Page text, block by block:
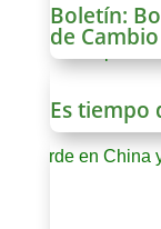
Boletín:
de
Es tiempo